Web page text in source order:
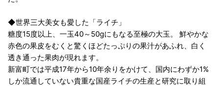
◆世界三大美女も愛した「ライチ」
糖度15度以上、一玉40～50gにもなる至極の大玉。 鮮やかな
赤色の果皮をむくと驚くほどたっぷりの果汁があふれ、白く
透き通った果肉が現れます。
新富町では平成17年から10年余りをかけて、国内にわずか1%
しか流通していない貴重な国産ライチの生産と研究に取り組